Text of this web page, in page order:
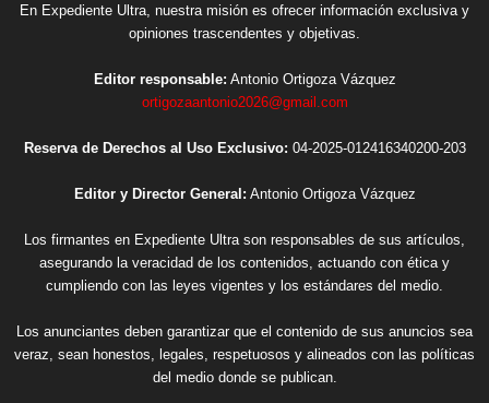
En Expediente Ultra, nuestra misión es ofrecer información exclusiva y
opiniones trascendentes y objetivas.
Editor responsable: Antonio Ortigoza Vázquez
ortigozaantonio2026@gmail.com
Reserva de Derechos al Uso Exclusivo: 04-2025-012416340200-203
Editor y Director General: Antonio Ortigoza Vázquez
Los firmantes en Expediente Ultra son responsables de sus artículos,
asegurando la veracidad de los contenidos, actuando con ética y
cumpliendo con las leyes vigentes y los estándares del medio.
Los anunciantes deben garantizar que el contenido de sus anuncios sea
veraz, sean honestos, legales, respetuosos y alineados con las políticas
del medio donde se publican.